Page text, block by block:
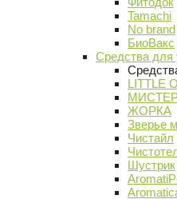
Tamachi
No brand
БиоВакс
Средства для
LITTLE
ЖОРКА
Зверье
Чистайл
Шустрик